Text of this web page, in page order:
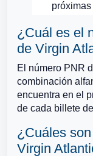
¿Cuál es el
de Virgin
El número PNR
combinación
encuentra en el
de cada billete
¿Cuáles
Virgin